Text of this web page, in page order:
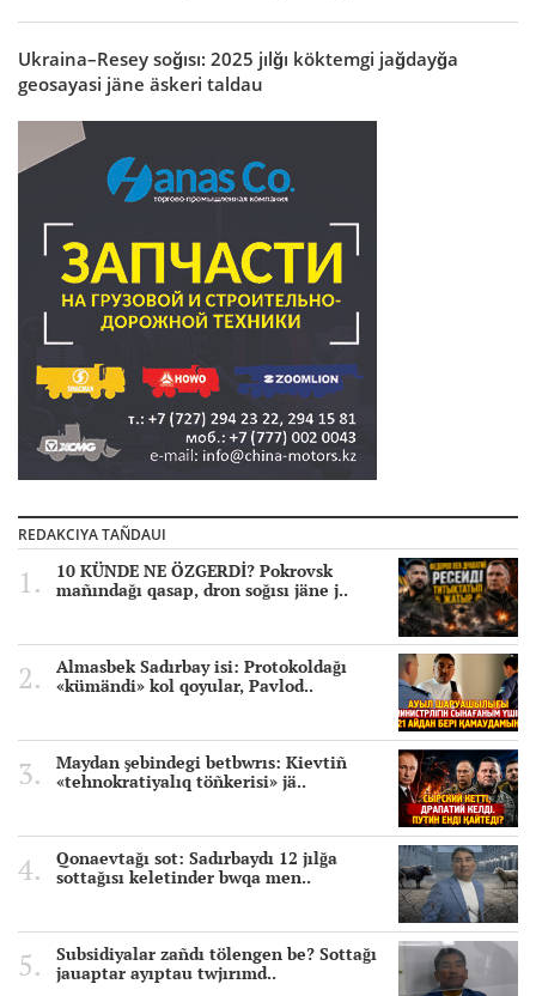
Ukraina–Resey soğısı: 2025 jılğı köktemgi jağdayğa
geosayasi jäne äskeri taldau
REDAKCIYA TAÑDAUI
10 KÜNDE NE ÖZGERDİ? Pokrovsk
mañındağı qasap, dron soğısı jäne j..
Almasbek Sadırbay isi: Protokoldağı
«kümändi» kol qoyular, Pavlod..
Maydan şebindegi betbwrıs: Kievtiñ
«tehnokratiyalıq töñkerisi» jä..
Qonaevtağı sot: Sadırbaydı 12 jılğa
sottağısı keletinder bwqa men..
Subsidiyalar zañdı tölengen be? Sottağı
jauaptar ayıptau twjırımd..